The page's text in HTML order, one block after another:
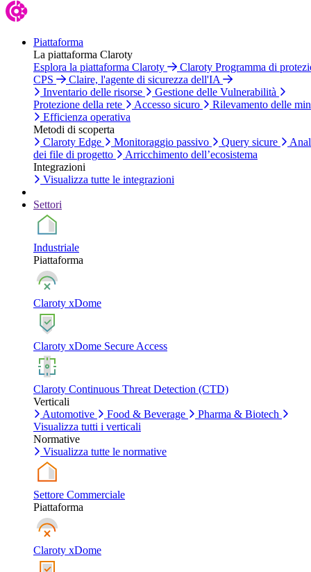
Piattaforma
La piattaforma Claroty
Esplora la piattaforma Claroty
Claroty Programma di
CPS
Claire, l'agente di sicurezza dell'IA
Inventario delle risorse
Gestione delle Vulnerabilità
Protezione della rete
Accesso sicuro
Rilevamento delle
Efficienza operativa
Metodi di scoperta
Claroty Edge
Monitoraggio passivo Query sicure
dei file di progetto
Arricchimento dell’ecosistema
Integrazioni
Visualizza tutte le integrazioni
Settori
Industriale
Piattaforma
Claroty xDome
Claroty xDome Secure Access
Claroty Continuous Threat Detection (CTD)
Verticali
Automotive
Food & Beverage
Pharma & Biotech
Visualizza tutti i verticali
Normative
Visualizza tutte le normative
Settore Commerciale
Piattaforma
Claroty xDome